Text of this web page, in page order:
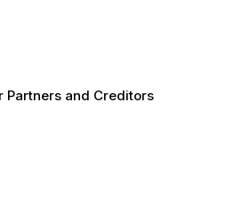
Partners and Creditors